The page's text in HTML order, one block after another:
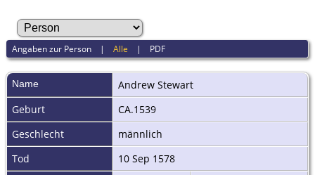
Angaben zur Person |Alle | PDF
Name Andrew Stewart
Geburt
CA.1539
Geschlecht
männlich
Tod
10 Sep 1578